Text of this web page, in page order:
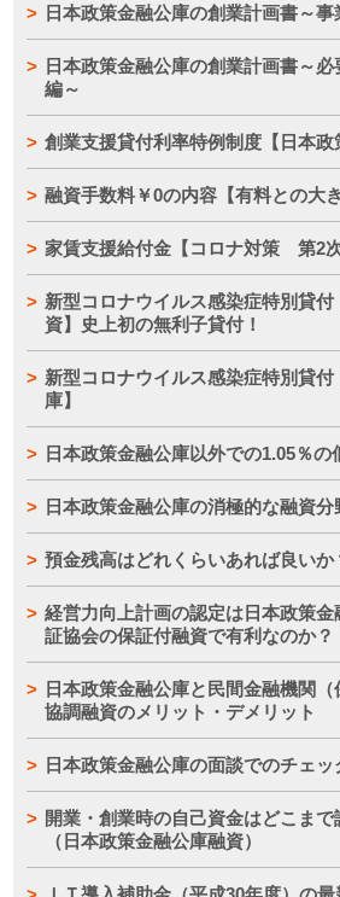
日本政策金融公庫の創業計画書～事
日本政策金融公庫の創業計画書～
編～
創業支援貸付利率特例制度【日本政
融資手数料￥0の内容【有料との大き
家賃支援給付金【コロナ対策 第2次
新型コロナウイルス感染症特別貸
資】史上初の無利子貸付！
新型コロナウイルス感染症特別貸
庫】
日本政策金融公庫以外での1.05％の
日本政策金融公庫の消極的な融資分
預金残高はどれくらいあれば良いか
経営力向上計画の認定は日本政策
証協会の保証付融資で有利なのか？
日本政策金融公庫と民間金融機関
協調融資のメリット・デメリット
日本政策金融公庫の面談でのチェッ
開業・創業時の自己資金はどこまで
（日本政策金融公庫融資）